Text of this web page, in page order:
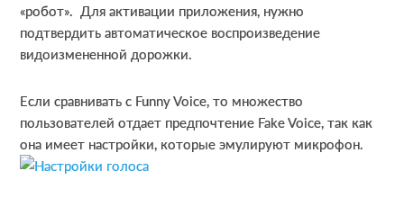
«робот». Для активации приложения, нужно
подтвердить автоматическое воспроизведение
видоизмененной дорожки.
Если сравнивать с Funny Voice, то множество
пользователей отдает предпочтение Fake Voice, так как
она имеет настройки, которые эмулируют микрофон.